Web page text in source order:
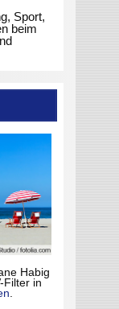
Sport,
beim
Habig
Filter in